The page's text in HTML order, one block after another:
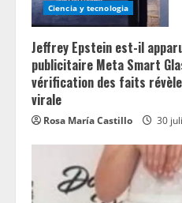
Ciencia y tecnologia
Jeffrey Epstein est-il
publicitaire Meta Smart
vérification des faits
virale
Rosa María Castillo 30